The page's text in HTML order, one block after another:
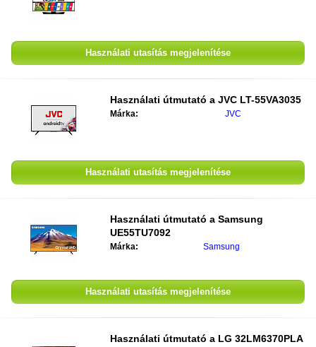
Használati utasítás megjelenítése
Használati útmutató a JVC LT-55VA3035
Márka: JVC
Használati utasítás megjelenítése
Használati útmutató a Samsung
UE55TU7092
Márka: Samsung
Használati utasítás megjelenítése
Használati útmutató a LG 32LM6370PLA